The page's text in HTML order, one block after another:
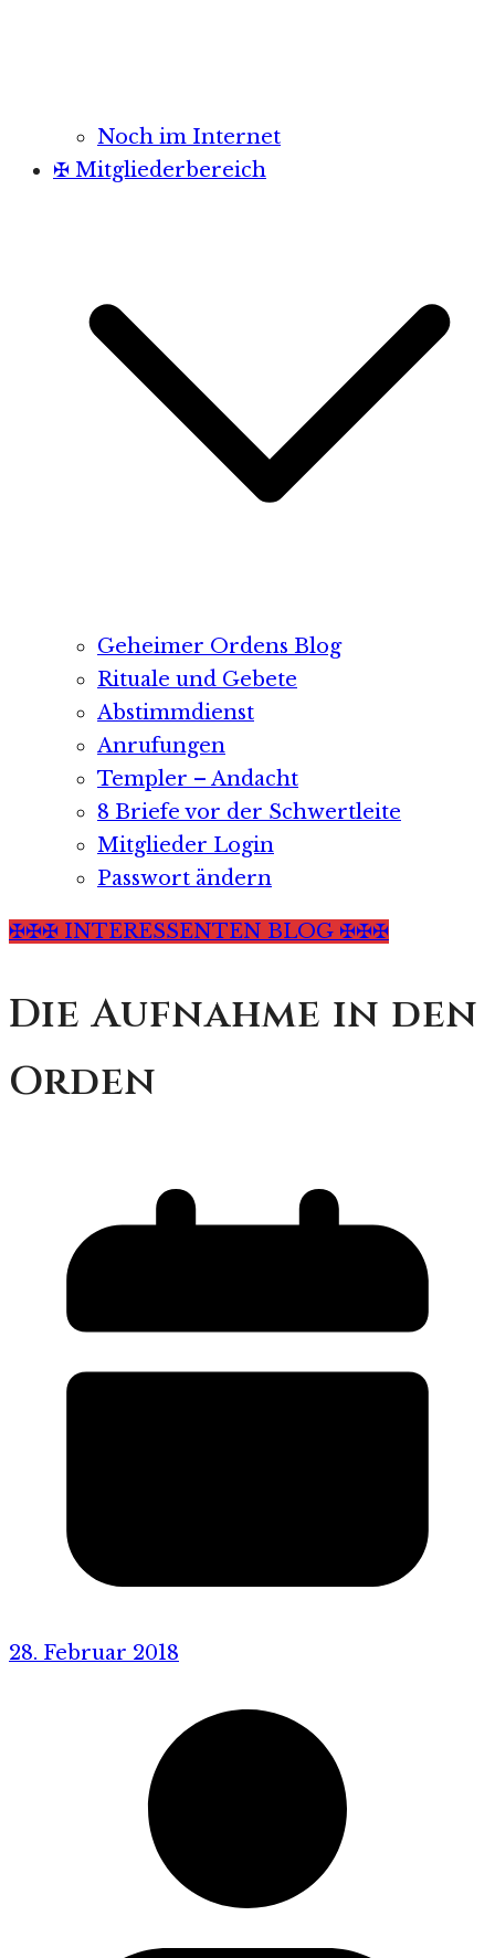
Noch im Internet
✠ Mitgliederbereich
Geheimer Ordens Blog
Rituale und Gebete
Abstimmdienst
Anrufungen
Templer – Andacht
8 Briefe vor der Schwertleite
Mitglieder Login
Passwort ändern
✠✠✠ INTERESSENTEN BLOG ✠✠✠
Die Aufnahme in den
Orden
28. Februar 2018